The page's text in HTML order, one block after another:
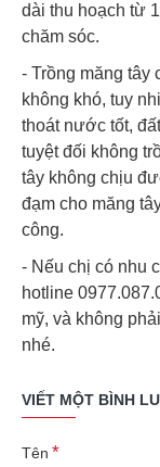
dài thu hoạch từ
chăm sóc.
- Trồng măng tây
không khó, tuy
thoát nước tốt,
tuyệt đối không
tây không chịu
đạm cho măng
công.
- Nếu chị có nhu
hotline
mỹ, và không
nhé.
VIẾT MỘT BÌNH
Tên